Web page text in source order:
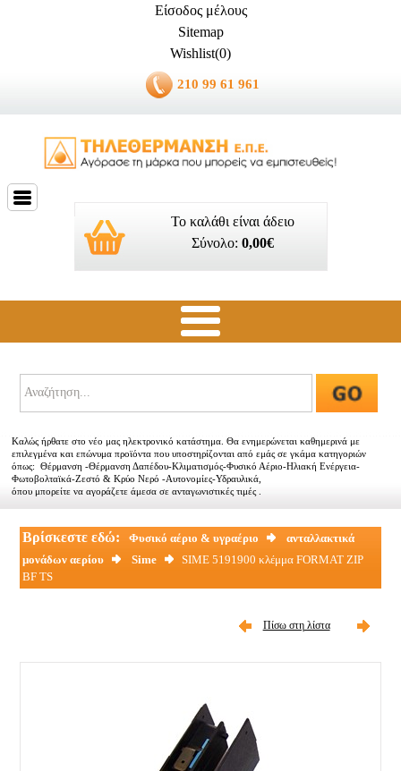
210 99 61 961
Είσοδος μέλους
Sitemap
Wishlist(0)
Το καλάθι είναι άδειο
Σύνολο: 0,00€
Αντιπροσωπείες
Εμπορικοί συνεργάτες
Τα νέα μας
Επικοινωνία
Καλώς ήρθατε στο νέο μας ηλεκτρονικό κατάστημα. Θα ενημερώνεται καθημερινά με
επιλεγμένα και επώνυμα προϊόντα που υποστηρίζονται από εμάς σε γκάμα κατηγοριών
όπως: Θέρμανση -Θέρμανση Δαπέδου-Κλιματισμός-Φυσικό Αέριο-Ηλιακή Ενέργεια-
Φωτοβολταϊκά-Ζεστό & Κρύο Νερό -Αυτονομίες-Υδραυλικά,
όπου μπορείτε να αγοράζετε άμεσα σε ανταγωνιστικές τιμές .
Βρίσκεστε εδώ: Φυσικό αέριο & υγραέριο
ανταλλακτικά
μονάδων αερίου
Sime
SIME 5191900 κλέμμα FORMAT ZIP
BF TS
Πίσω στη λίστα